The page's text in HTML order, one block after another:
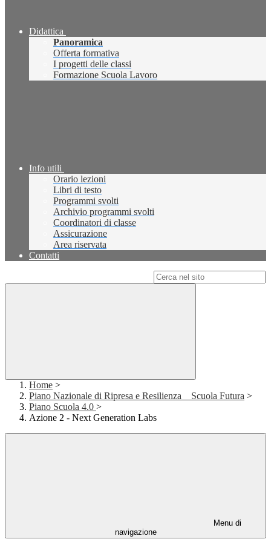
Didattica
Panoramica
Offerta formativa
I progetti delle classi
Formazione Scuola Lavoro
Info utili
Orario lezioni
Libri di testo
Programmi svolti
Archivio programmi svolti
Coordinatori di classe
Assicurazione
Area riservata
Contatti
Home >
Piano Nazionale di Ripresa e Resilienza _ Scuola Futura >
Piano Scuola 4.0 >
Azione 2 - Next Generation Labs
Menu di
navigazione